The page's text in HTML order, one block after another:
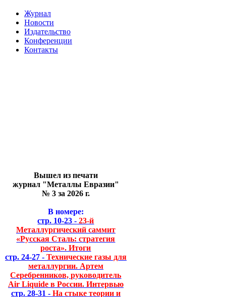
Журнал
Новости
Издательство
Конференции
Контакты
Вышел из печати
журнал "Металлы Евразии"
№ 3 за 2026 г.
В номере:
стр. 10-23 - 23-й
Металлургический саммит
«Русская Сталь: стратегия
роста». Итоги
стр. 24-27 - Технические газы для
металлургии. Артем
Серебренников, руководитель
Air Liquide в России. Интервью
стр. 28-31 - На стыке теории и